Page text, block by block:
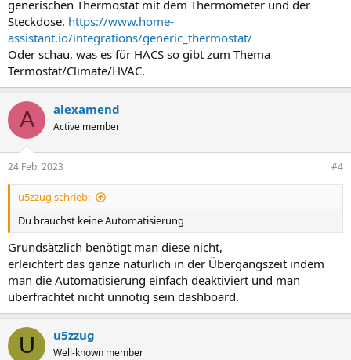
generischen Thermostat mit dem Thermometer und der
Steckdose. https://www.home-
assistant.io/integrations/generic_thermostat/
Oder schau, was es für HACS so gibt zum Thema
Termostat/Climate/HVAC.
A alexamend
Active member
24 Feb. 2023 #4
u5zzug schrieb:
Du brauchst keine Automatisierung
Grundsätzlich benötigt man diese nicht,
erleichtert das ganze natürlich in der Übergangszeit indem
man die Automatisierung einfach deaktiviert und man
überfrachtet nicht unnötig sein dashboard.
U u5zzug
Well-known member